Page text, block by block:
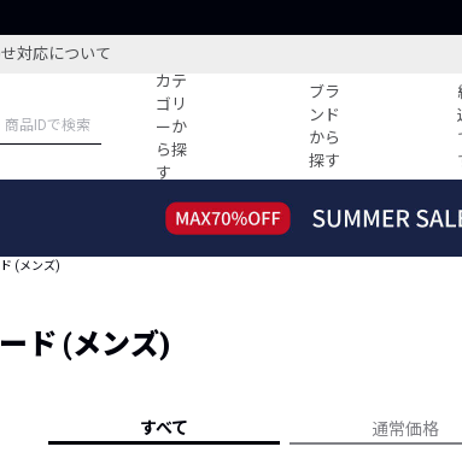
対応について
カテ
ゴリ
ーか
ら探
す
ブラ
ンド
から
探す
集記事
ディネート
すべての記事
人気記事ランキング
(メンズ)
ド (メンズ)
すべて 通常価格